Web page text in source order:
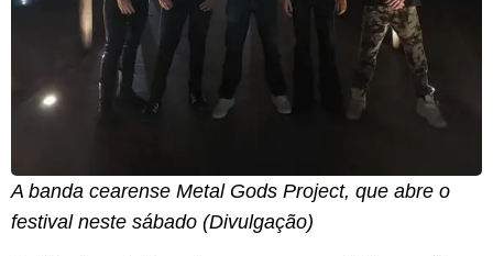
A banda cearense Metal Gods Project, que abre o
festival neste sábado (Divulgação)